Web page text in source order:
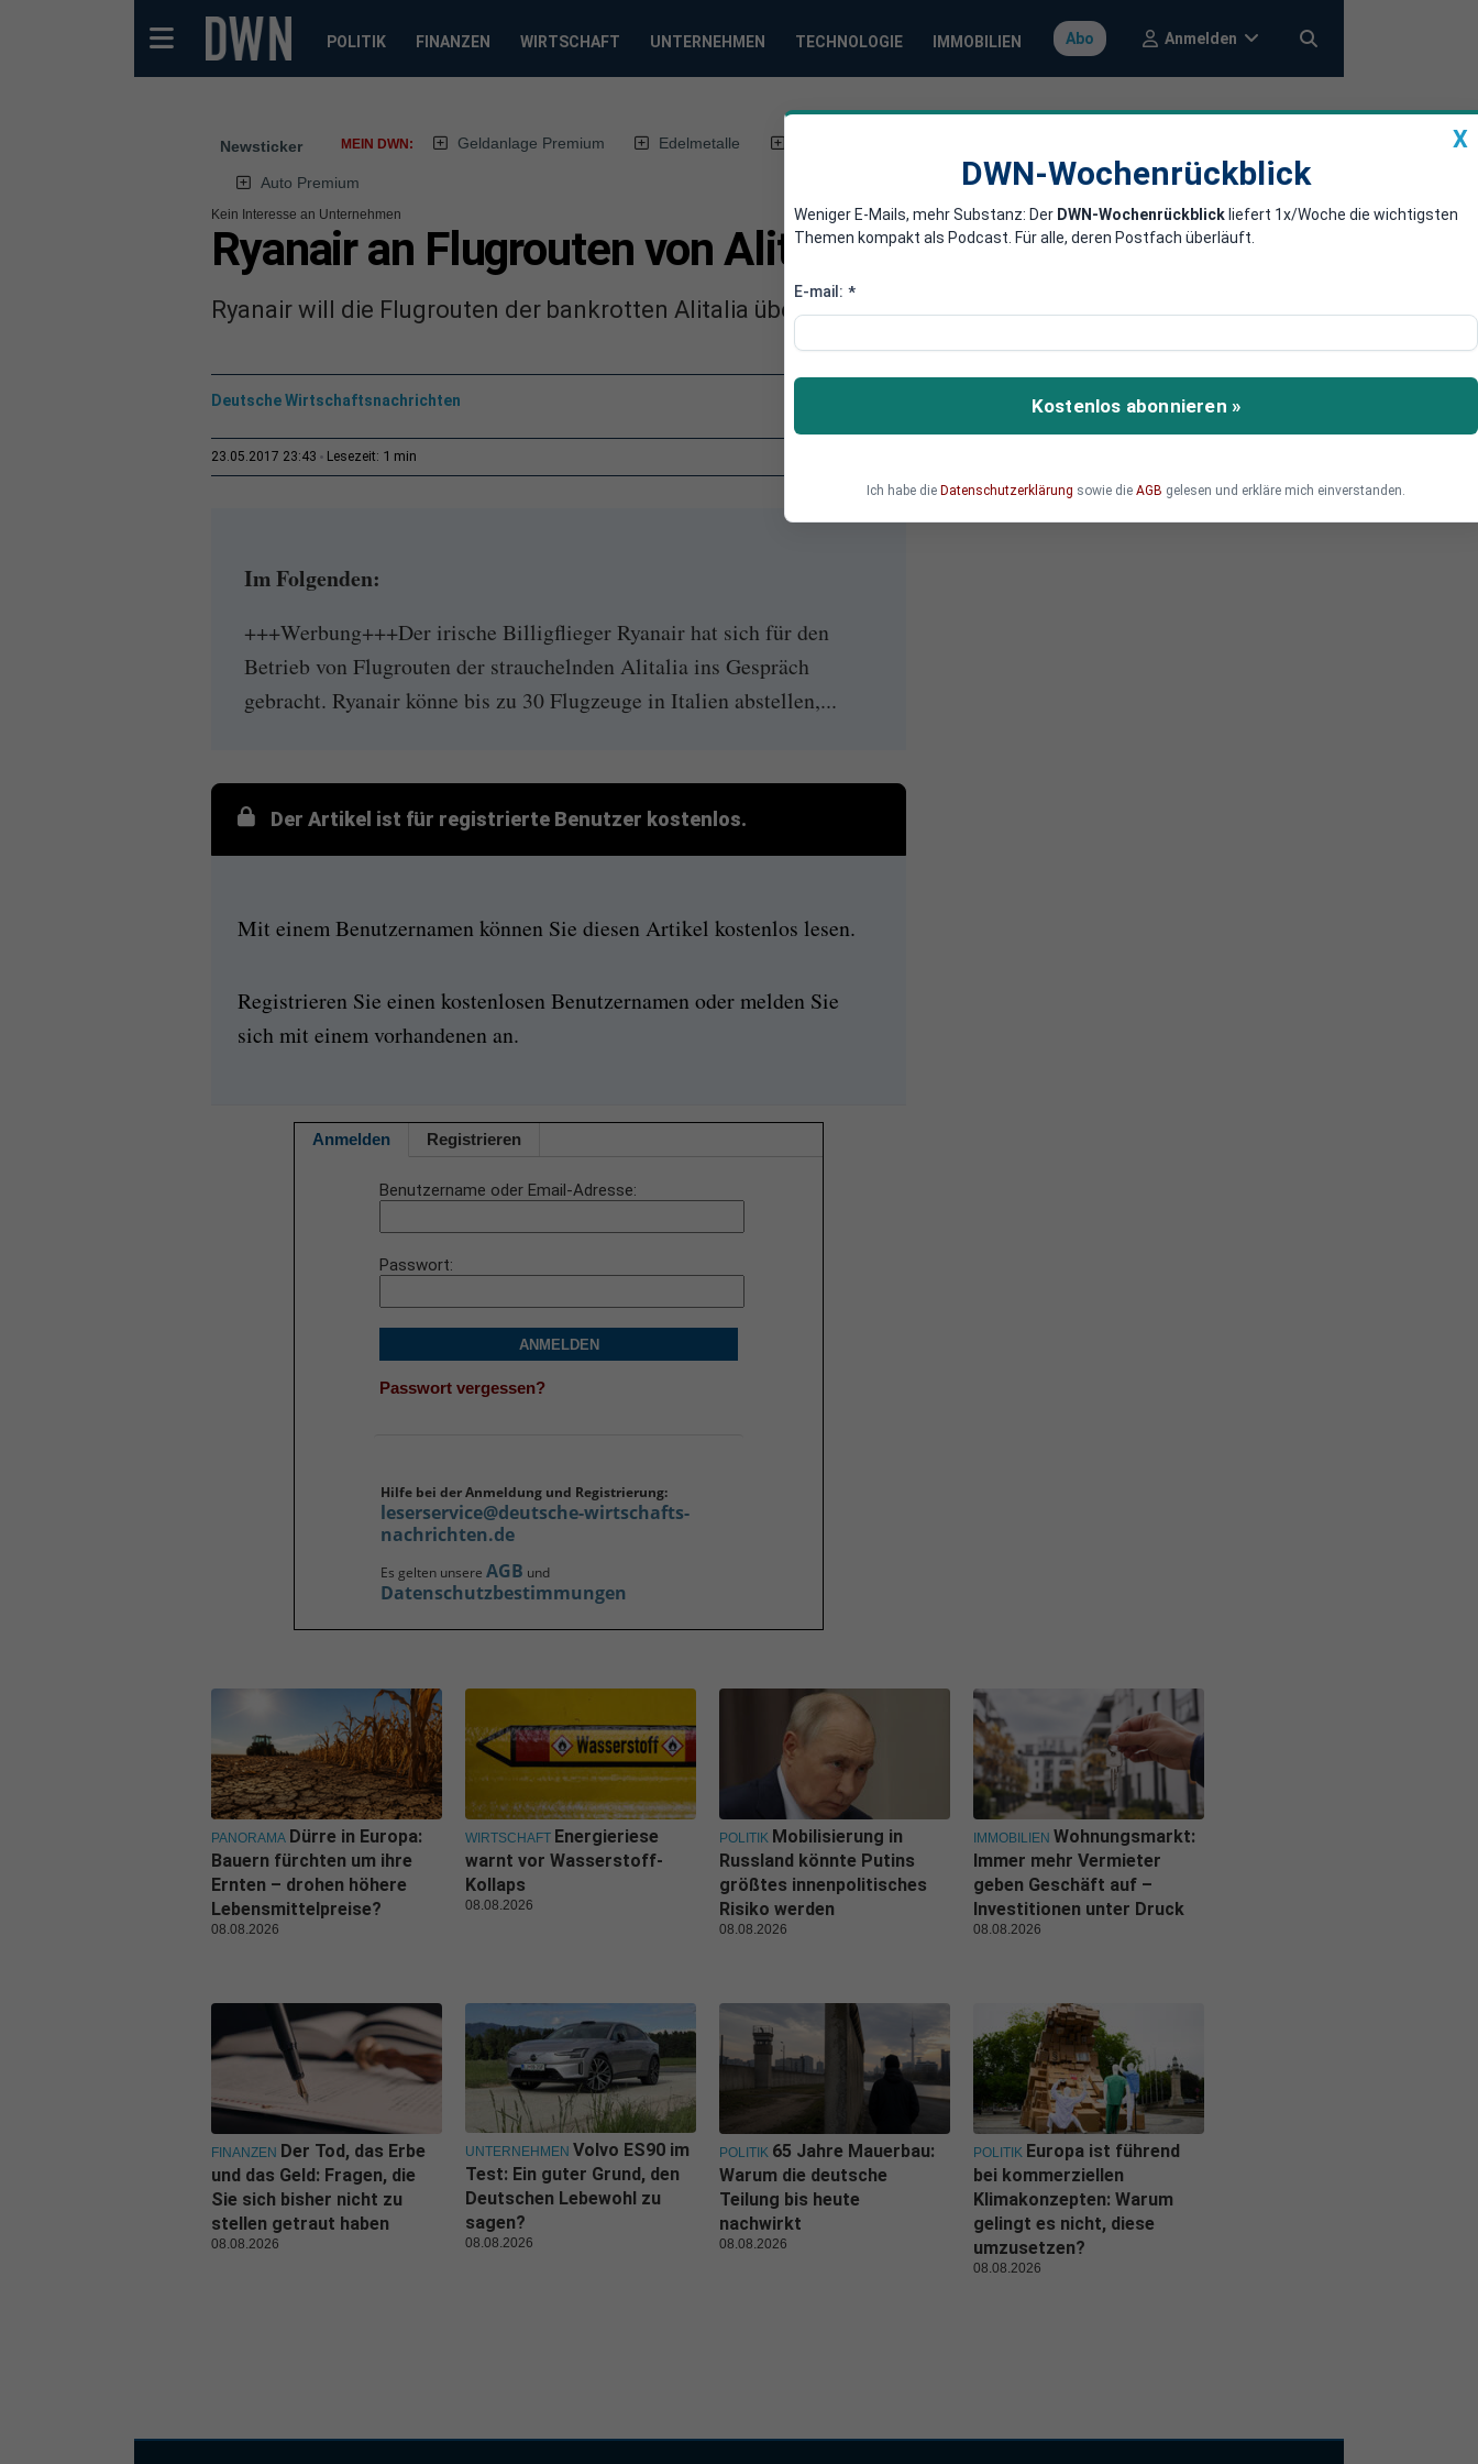
POLITIK FINANZEN WIRTSCHAFT UNTERNEHMEN TECHNOLOGIE IMMOBILIEN Abo Anmelden
Newsticker MEIN DWN: Geldanlage Premium Edelmetalle
Auto Premium
Kein Interesse an Unternehmen
Ryanair an Flugrouten von Alitalia interessiert
Ryanair will die Flugrouten der bankrotten Alitalia übernehmen.
Deutsche Wirtschaftsnachrichten
23.05.2017 23:43 Lesezeit: 1 min
Im Folgenden:
+++Werbung+++Der irische Billigflieger Ryanair hat sich für den
Betrieb von Flugrouten der strauchelnden Alitalia ins Gespräch
gebracht. Ryanair könne bis zu 30 Flugzeuge in Italien abstellen,...
Der Artikel ist für registrierte Benutzer kostenlos.
Mit einem Benutzernamen können Sie diesen Artikel kostenlos lesen.
Registrieren Sie einen kostenlosen Benutzernamen oder melden Sie
sich mit einem vorhandenen an.
Anmelden Registrieren
Benutzername oder Email-Adresse
Passwort
ANMELDEN
Passwort vergessen?
Hilfe bei der Anmeldung und Registrierung:
leserservice@deutsche-wirtschafts-
nachrichten.de
Es gelten unsere AGB und
Datenschutzbestimmungen
X
DWN-Wochenrückblick
Weniger E-Mails, mehr Substanz: Der DWN-Wochenrückblick liefert 1x/Woche die wichtigsten
Themen kompakt als Podcast. Für alle, deren Postfach überläuft.
E-mail: *
Kostenlos abonnieren »
Ich habe die Datenschutzerklärung sowie die AGB gelesen und erkläre mich einverstanden.
PANORAMA Dürre in Europa:
Bauern fürchten um ihre
Ernten – drohen höhere
Lebensmittelpreise?
08.08.2026
WIRTSCHAFT Energieriese
warnt vor Wasserstoff-
Kollaps
08.08.2026
POLITIK Mobilisierung in
Russland könnte Putins
größtes innenpolitisches
Risiko werden
08.08.2026
IMMOBILIEN Wohnungsmarkt:
Immer mehr Vermieter
geben Geschäft auf –
Investitionen unter Druck
08.08.2026
FINANZEN Der Tod, das Erbe
und das Geld: Fragen, die
Sie sich bisher nicht zu
stellen getraut haben
08.08.2026
UNTERNEHMEN Volvo ES90 im
Test: Ein guter Grund, den
Deutschen Lebewohl zu
sagen?
08.08.2026
POLITIK 65 Jahre Mauerbau:
Warum die deutsche
Teilung bis heute
nachwirkt
08.08.2026
POLITIK Europa ist führend
bei kommerziellen
Klimakonzepten: Warum
gelingt es nicht, diese
umzusetzen?
08.08.2026